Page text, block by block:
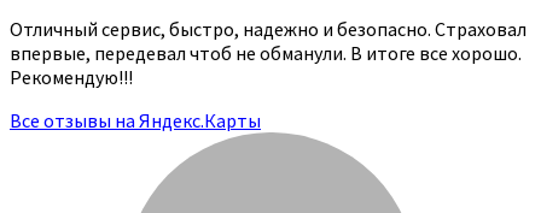
Отличный сервис, быстро, надежно и безопасно. Страховал
впервые, передевал чтоб не обманули. В итоге все хорошо.
Рекомендую!!!
Все отзывы на Яндекс.Карты